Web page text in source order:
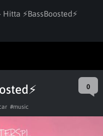
⚡BassBoosted⚡
0
#music